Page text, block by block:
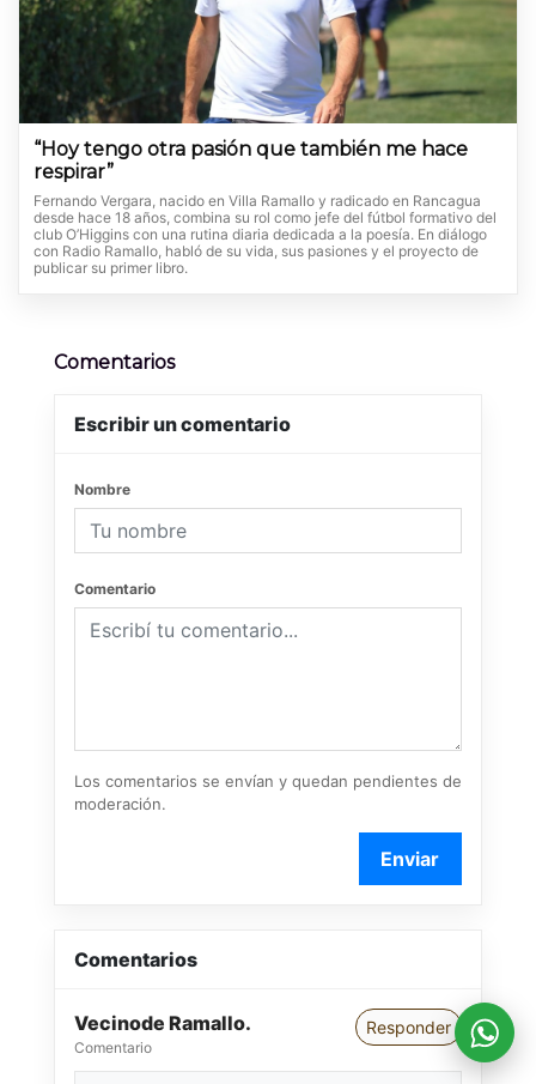
“Hoy tengo otra pasión que también me hace
respirar”
Fernando Vergara, nacido en Villa Ramallo y radicado en Rancagua
desde hace 18 años, combina su rol como jefe del fútbol formativo del
club O’Higgins con una rutina diaria dedicada a la poesía. En diálogo
con Radio Ramallo, habló de su vida, sus pasiones y el proyecto de
publicar su primer libro.
Comentarios
Escribir un comentario
Nombre
Comentario
Los comentarios se envían y quedan pendientes de
moderación.
Enviar
Comentarios
Vecinode Ramallo.
Comentario
Responder